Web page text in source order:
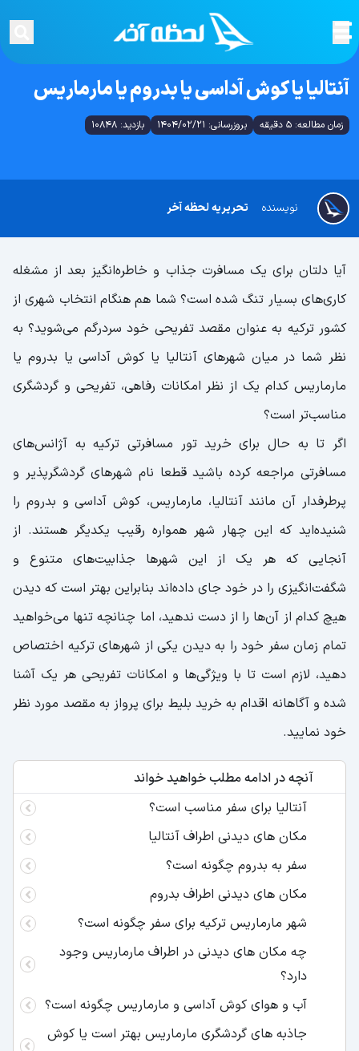
آنتالیا یا کوش آداسی یا بدروم یا مارماریس
زمان مطالعه: 5 دقیقه بروزرسانی: 1404/02/21 بازدید: 10848
تحریریه لحظه آخر نویسنده
آیا دلتان برای یک مسافرت جذاب و خاطره‌انگیز بعد از مشغله
کاری‌های بسیار تنگ شده است؟ شما هم هنگام انتخاب شهری از
کشور ترکیه به عنوان مقصد تفریحی خود سردرگم می‌شوید؟ به
نظر شما در میان شهرهای آنتالیا یا کوش آداسی یا بدروم یا
مارماریس کدام یک از نظر امکانات رفاهی، تفریحی و گردشگری
مناسب‌تر است؟
اگر تا به حال برای خرید تور مسافرتی ترکیه به آژانس‌های
مسافرتی مراجعه کرده باشید قطعا نام شهرهای گردشگرپذیر و
پرطرفدار آن مانند آنتالیا، مارماریس، کوش آداسی و بدروم را
شنیده‌اید که این چهار شهر همواره رقیب یکدیگر هستند. از
آنجایی که هر یک از این شهرها جذابیت‌های متنوع و
شگفت‌انگیزی را در خود جای داده‌اند بنابراین بهتر است که دیدن
هیچ کدام از آن‌ها را از دست ندهید، اما چنانچه تنها می‌خواهید
تمام زمان سفر خود را به دیدن یکی از شهرهای ترکیه اختصاص
دهید، لازم است تا با ویژگی‌ها و امکانات تفریحی هر یک آشنا
شده و آگاهانه اقدام به خرید بلیط برای پرواز به مقصد مورد نظر
خود نمایید.
آنچه در ادامه مطلب خواهید خواند
آنتالیا برای سفر مناسب است؟
مکان های دیدنی اطراف آنتالیا
سفر به بدروم چگونه است؟
مکان های دیدنی اطراف بدروم
شهر مارماریس ترکیه برای سفر چگونه است؟
چه مکان های دیدنی در اطراف مارماریس وجود
دارد؟
آب و هوای کوش آداسی و مارماریس چگونه است؟
جاذبه های گردشگری مارماریس بهتر است یا کوش